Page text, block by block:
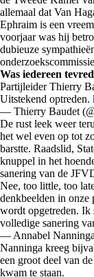
allemaal dat Van
Ephraim is een
voorjaar was hij
dubieuze
Was iedereen
Partijleider Thierry
Uitstekend optreden.
— Thierry Baudet
De rust leek weer
het wel even op tot
barstte. Raadslid,
knuppel in het
sanering van de
Nee, too little, too
denkbeelden in onze
wordt opgetreden. Ik
volledige sanering
— Annabel
Nanninga kreeg
een groot deel van
kwam te staan.